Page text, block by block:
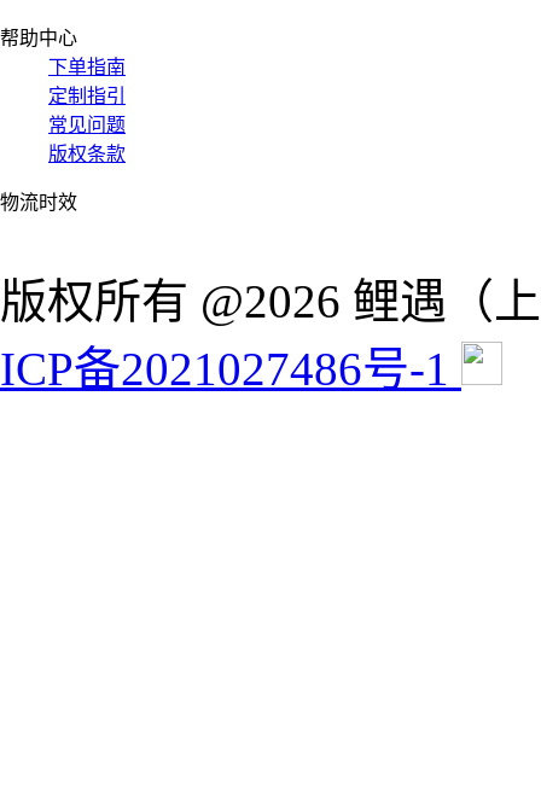
帮助中心
下单指南
定制指引
常见问题
版权条款
物流时效
版权所有 @2026 鲤遇（
ICP备2021027486号-1